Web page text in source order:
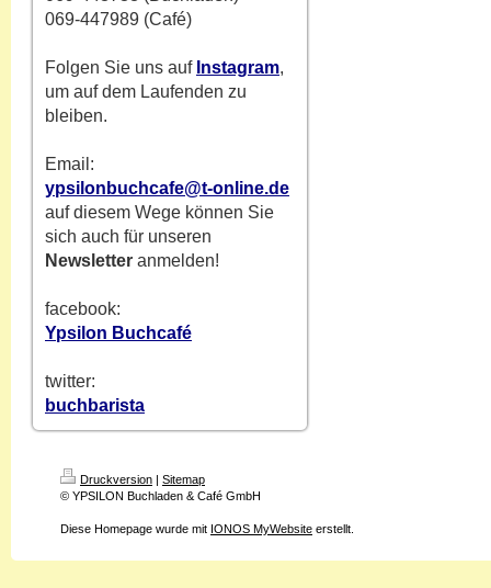
069-447989 (Café)
Folgen Sie uns auf Instagram,
um auf dem Laufenden zu
bleiben.
Email:
ypsilonbuchcafe@t-online.de
auf diesem Wege können Sie
sich auch für unseren
Newsletter anmelden!
facebook:
Ypsilon Buchcafé
twitter:
buchbarista
Druckversion | Sitemap
© YPSILON Buchladen & Café GmbH
Diese Homepage wurde mit IONOS MyWebsite erstellt.